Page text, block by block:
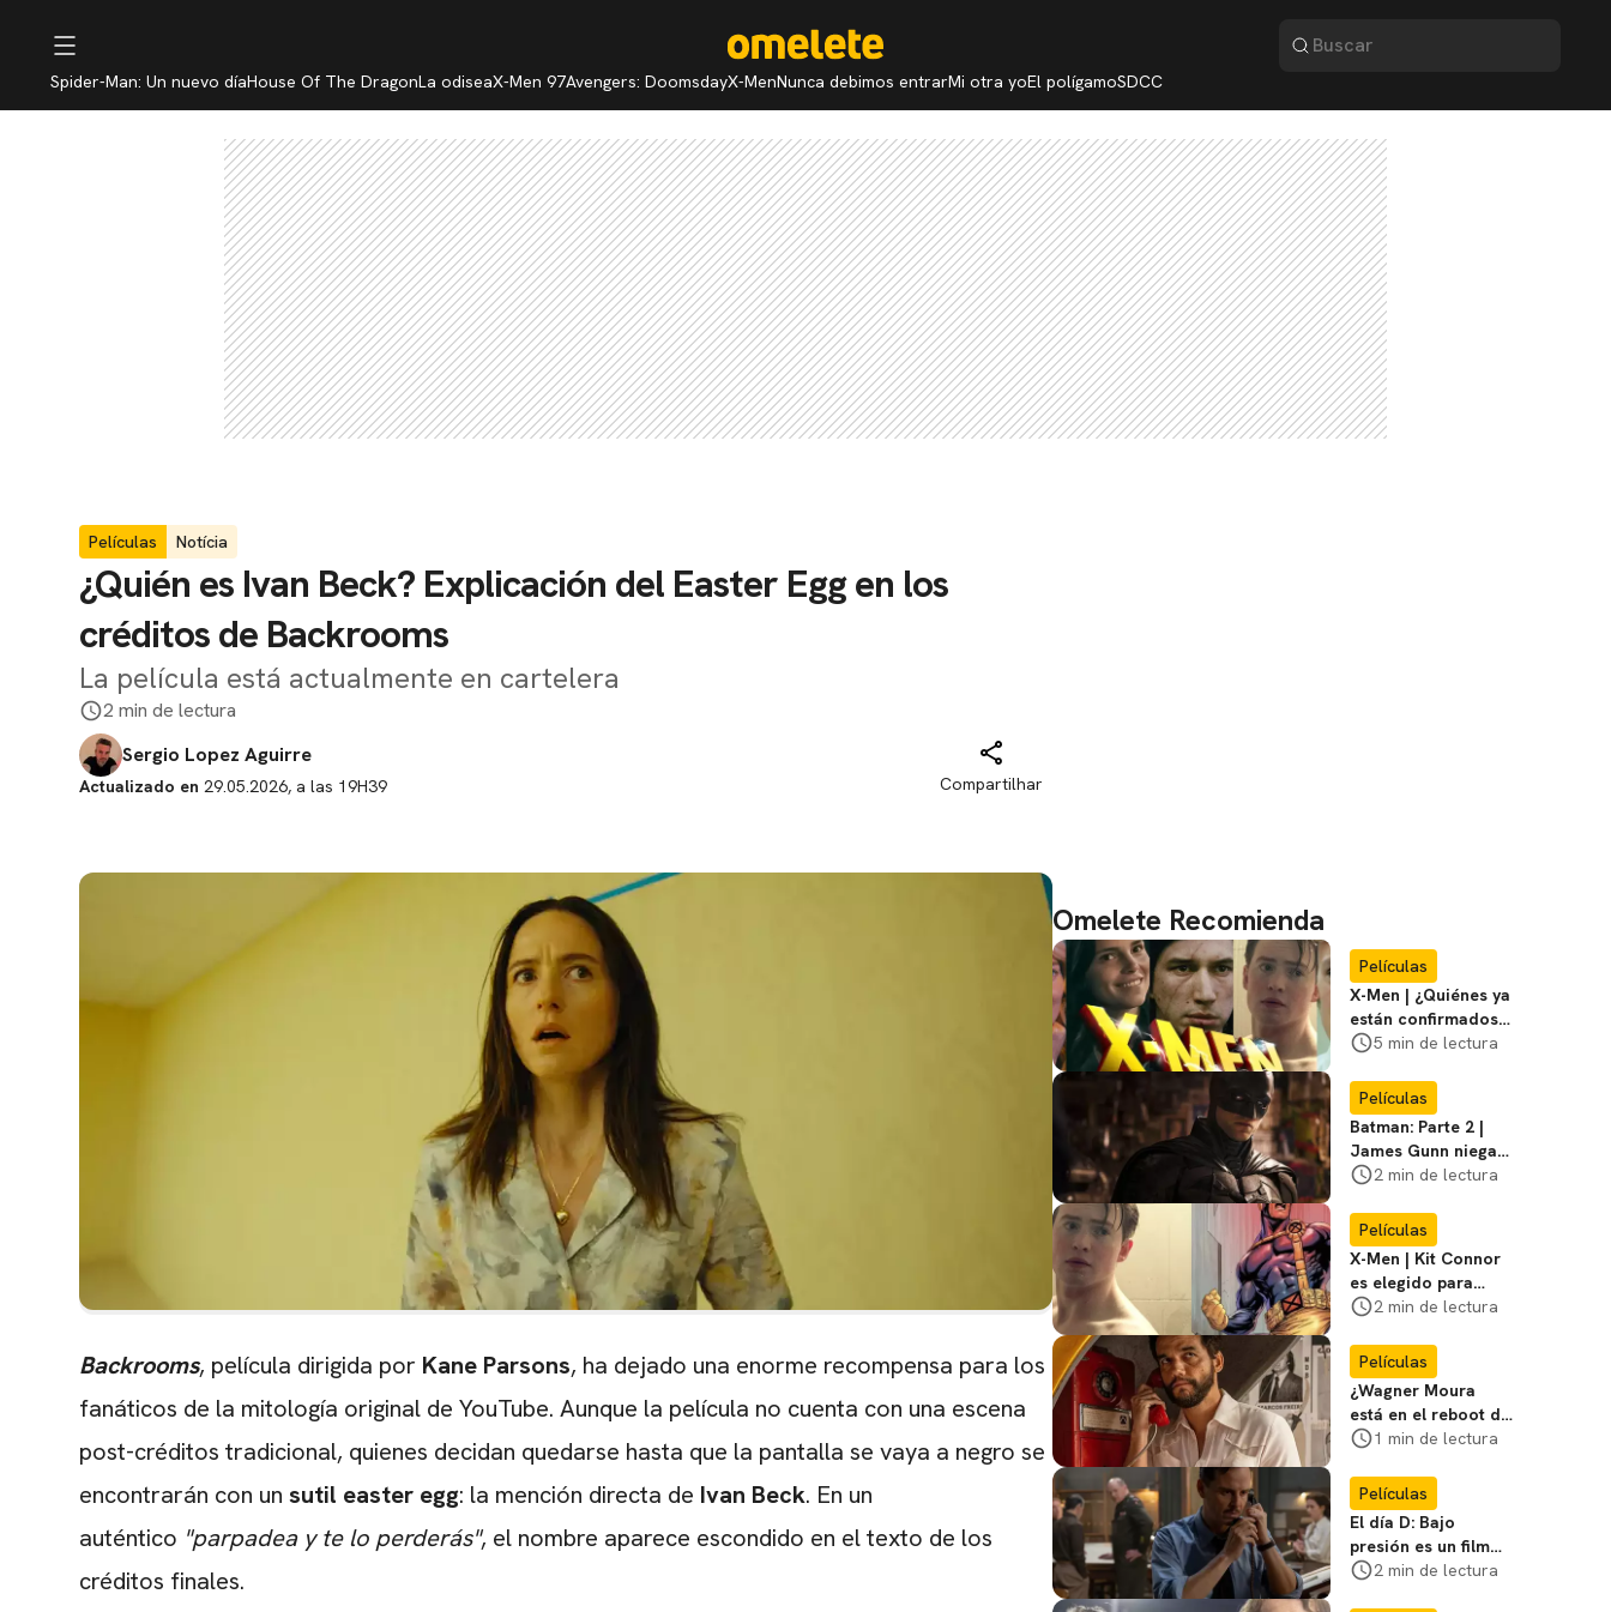
Spider-Man: Un nuevo díaHouse Of The DragonLa odiseaX-Men 97Avengers: DoomsdayX-MenNunca debimos entrarMi otra yoEl polígamoSDCC
Películas Notícia
¿Quién es Ivan Beck? Explicación del Easter Egg en los
créditos de Backrooms
La película está actualmente en cartelera
2 min de lectura
Sergio Lopez Aguirre
Actualizado en 29.05.2026, a las 19H39 Compartilhar
Backrooms, película dirigida por Kane Parsons, ha dejado una enorme recompensa para los
fanáticos de la mitología original de YouTube. Aunque la película no cuenta con una escena
post-créditos tradicional, quienes decidan quedarse hasta que la pantalla se vaya a negro se
encontrarán con un sutil easter egg: la mención directa de Ivan Beck. En un
auténtico "parpadea y te lo perderás", el nombre aparece escondido en el texto de los
créditos finales.
Omelete Recomienda
Películas
X-Men | ¿Quiénes ya
están confirmados
en la película de
favoritos
5 min de lectura
Películas
Batman: Parte 2 |
James Gunn niega
que se filme la parte
2 min de lectura
Películas
X-Men | Kit Connor
es elegido para
interpretar a
película
2 min de lectura
Películas
¿Wagner Moura
está en el reboot de
X-Men? El actor lo
1 min de lectura
Películas
El día D: Bajo
presión es un film
bélico distinto lleno
2 min de lectura